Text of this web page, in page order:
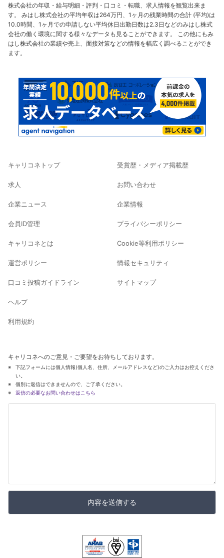
株式会社の年収・給与明細・評判・口コミ・転職、求人情報を観覧出来ま
す。 みはし株式会社の平均年収は264万円、1ヶ月の残業時間の合計 (平均)は
10.0時間、1ヶ月での申請しない平均休日出勤日数は2.3日などのみはし株式
会社の働く環境に関する様々なデータも見ることができます。 この他にもみ
はし株式会社の業績や売上、面接対策などの情報を幅広く調べることができ
ます。
キャリコネトップ
求人
企業ニュース
会員ID管理
キャリコネとは
運営ポリシー
口コミ投稿ガイドライン
ヘルプ
利用規約
受賞歴・メディア掲載歴
お問い合わせ
企業情報
プライバシーポリシー
Cookie等利用ポリシー
情報セキュリティ
サイトマップ
キャリコネへのご意見・ご要望をお待ちしております。
下記フォームには個人情報(個人名、住所、メールアドレスなど)のご入力はお控えくださ
い。
個別に返信はできませんので、ご了承ください。
返信の必要なお問い合わせはこちら
内容を送信する